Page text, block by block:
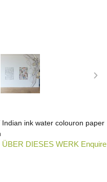
ink water colouron paper
DIESES WERK Enquire